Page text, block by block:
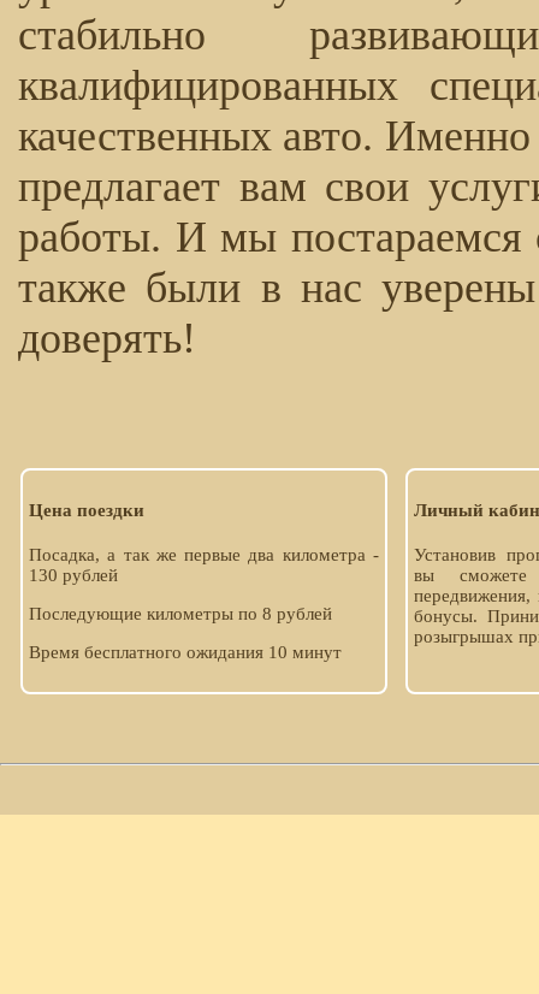
стабильно
квалифицированных
качественных авто.
предлагает вам свои
работы. И мы постараемся
также были в нас
доверять!
Цена поездки
Посадка, а так же первые два километра -
130 рублей
Последующие километры по 8 рублей
Время бесплатного ожидания 10 минут
Личный
Установив
вы сможете
передвижения,
бонусы.
розыгрышах